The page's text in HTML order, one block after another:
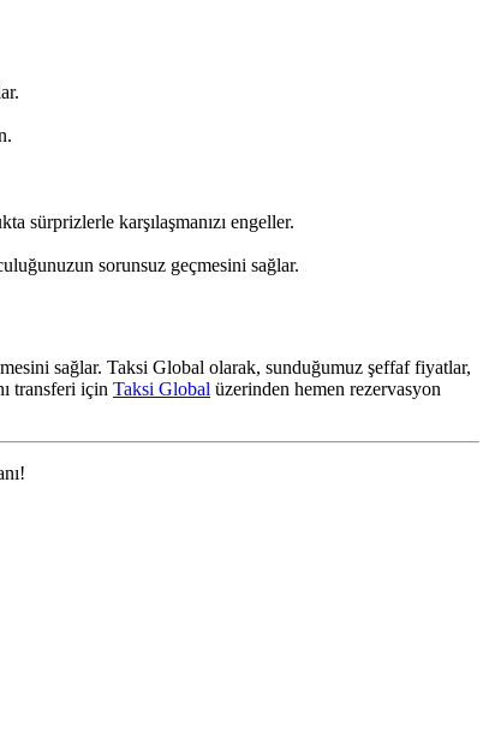
sürprizlerle karşılaşmanızı engeller.
sorunsuz geçmesini sağlar.
sağlar. Taksi Global olarak, sunduğumuz şeffaf fiyatlar,
transferi için Taksi Global üzerinden hemen rezervasyon